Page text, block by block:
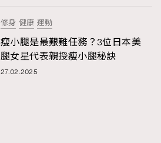
修身 健康 運動
瘦小腿是最艱難任務？3位日本美
腿女星代表親授瘦小腿秘訣
27.02.2025